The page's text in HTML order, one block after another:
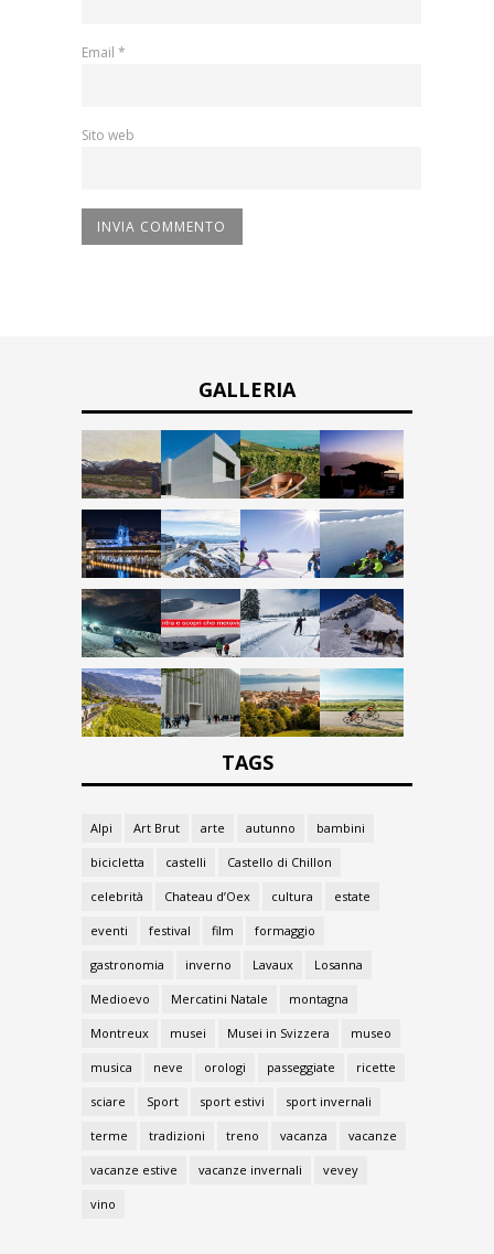
Email *
Sito web
GALLERIA
TAGS
Alpi Art Brut arte autunno bambini
bicicletta castelli Castello di Chillon
celebrità Chateau d’Oex cultura estate
eventi festival film formaggio
gastronomia inverno Lavaux Losanna
Medioevo Mercatini Natale montagna
Montreux musei Musei in Svizzera museo
musica neve orologi passeggiate ricette
sciare Sport sport estivi sport invernali
terme tradizioni treno vacanza vacanze
vacanze estive vacanze invernali vevey
vino